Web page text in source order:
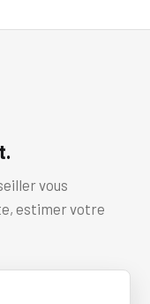
vous
estimer votre